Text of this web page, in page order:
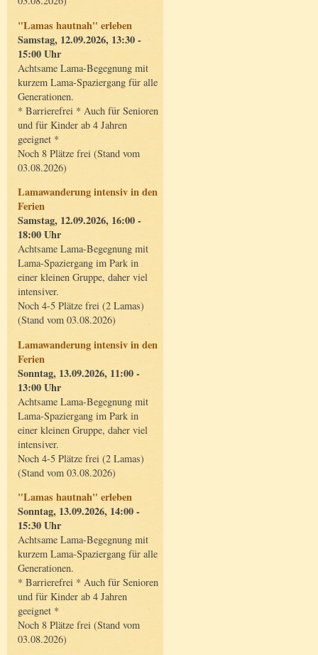
"Lamas hautnah" erleben
Samstag, 12.09.2026, 13:30 -
15:00 Uhr
Achtsame Lama-Begegnung mit
kurzem Lama-Spaziergang für alle
Generationen.
* Barrierefrei * Auch für Senioren
und für Kinder ab 4 Jahren
geeignet *
Noch 8 Plätze frei (Stand vom
03.08.2026)
Lamawanderung intensiv in den
Ferien
Samstag, 12.09.2026, 16:00 -
18:00 Uhr
Achtsame Lama-Begegnung mit
Lama-Spaziergang im Park in
einer kleinen Gruppe, daher viel
intensiver.
Noch 4-5 Plätze frei (2 Lamas)
(Stand vom 03.08.2026)
Lamawanderung intensiv in den
Ferien
Sonntag, 13.09.2026, 11:00 -
13:00 Uhr
Achtsame Lama-Begegnung mit
Lama-Spaziergang im Park in
einer kleinen Gruppe, daher viel
intensiver.
Noch 4-5 Plätze frei (2 Lamas)
(Stand vom 03.08.2026)
"Lamas hautnah" erleben
Sonntag, 13.09.2026, 14:00 -
15:30 Uhr
Achtsame Lama-Begegnung mit
kurzem Lama-Spaziergang für alle
Generationen.
* Barrierefrei * Auch für Senioren
und für Kinder ab 4 Jahren
geeignet *
Noch 8 Plätze frei (Stand vom
03.08.2026)